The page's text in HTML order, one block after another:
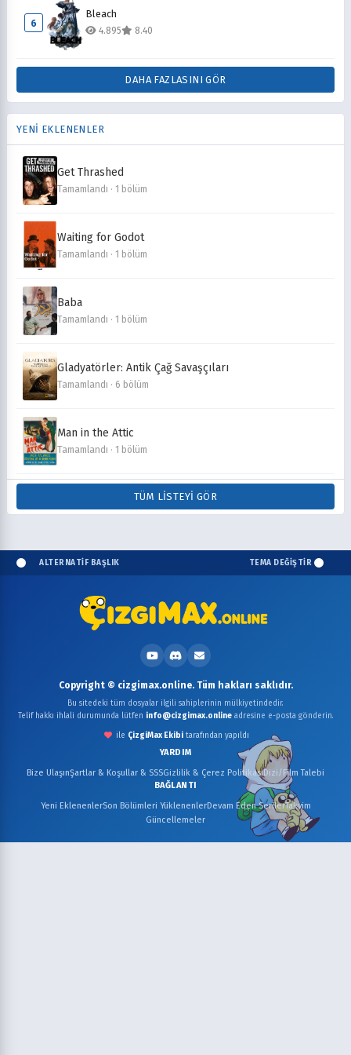
6
Bleach
4.895 8.40
DAHA FAZLASINI GÖR
YENİ EKLENENLER
Get Thrashed
Tamamlandı · 1 bölüm
Waiting for Godot
Tamamlandı · 1 bölüm
Baba
Tamamlandı · 1 bölüm
Gladyatörler: Antik Çağ Savaşçıları
Tamamlandı · 6 bölüm
Man in the Attic
Tamamlandı · 1 bölüm
TÜM LISTEYI GÖR
ALTERNATİF BAŞLIK TEMA DEĞİŞTİR
YARDIM
Bize UlaşınŞartlar & Koşullar & SSSGizlilik & Çerez PolitikasıDizi/Film Talebi
BAĞLANTI
Yeni EklenenlerSon Bölümleri YüklenenlerDevam Eden SerilerTakvim
Güncellemeler
Copyright © cizgimax.online. Tüm hakları saklıdır.
Bu sitedeki tüm dosyalar ilgili sahiplerinin mülkiyetindedir.
Telif hakkı ihlali durumunda lütfen info@cizgimax.onlineadresine e-posta gönderin.
ile ÇizgiMax Ekibitarafından yapıldı